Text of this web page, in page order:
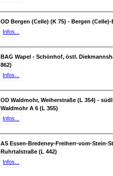
OD Bergen (Celle) (K 75) - Bergen
Infos...
BAG Wapel - Schönhof, östl.
862)
Infos...
OD Waldmohr, Weiherstraße (L 354) -
Waldmohr A 6 (L 355)
Infos...
AS Essen-Bredeney-Freiherr-vom-Stein-
Ruhrtalstraße (L 442)
Infos...